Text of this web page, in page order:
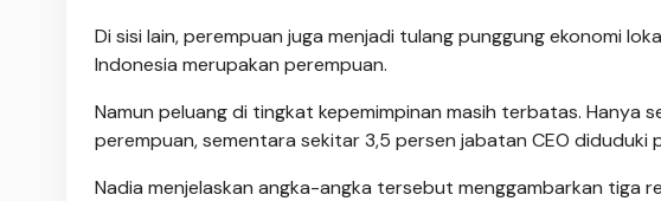
Di sisi lain, perempuan juga menjadi tulang punggung ekonomi
Indonesia merupakan perempuan.
Namun peluang di tingkat kepemimpinan masih terbatas. Hanya
perempuan, sementara sekitar 3,5 persen jabatan CEO diduduki
Nadia menjelaskan angka-angka tersebut menggambarkan tiga